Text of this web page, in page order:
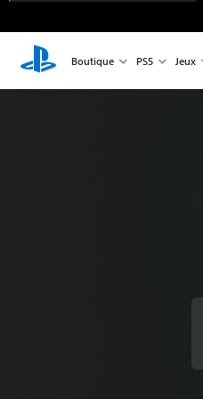
Boutique PS5 Jeux